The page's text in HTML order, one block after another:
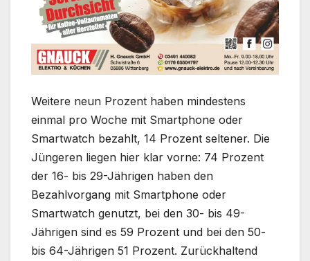
Weitere neun Prozent haben mindestens
einmal pro Woche mit Smartphone oder
Smartwatch bezahlt, 14 Prozent seltener. Die
Jüngeren liegen hier klar vorne: 74 Prozent
der 16- bis 29-Jährigen haben den
Bezahlvorgang mit Smartphone oder
Smartwatch genutzt, bei den 30- bis 49-
Jährigen sind es 59 Prozent und bei den 50-
bis 64-Jährigen 51 Prozent. Zurückhaltend